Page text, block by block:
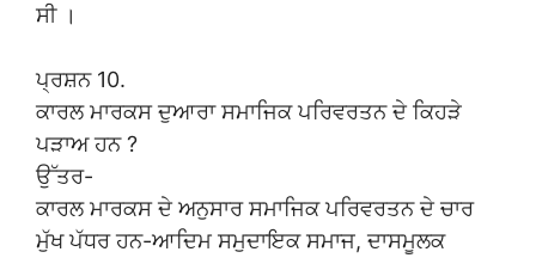
ਸੀ ।
ਪ੍ਰਸ਼ਨ 10.
ਕਾਰਲ ਮਾਰਕਸ ਦੁਆਰਾ ਸਮਾਜਿਕ ਪਰਿਵਰਤਨ ਦੇ ਕਿਹੜੇ
ਪੜਾਅ ਹਨ ?
ਉੱਤਰ-
ਕਾਰਲ ਮਾਰਕਸ ਦੇ ਅਨੁਸਾਰ ਸਮਾਜਿਕ ਪਰਿਵਰਤਨ ਦੇ ਚਾਰ
ਮੁੱਖ ਪੱਧਰ ਹਨ-ਆਦਿਮ ਸਮੁਦਾਇਕ ਸਮਾਜ, ਦਾਸਮੂਲਕ